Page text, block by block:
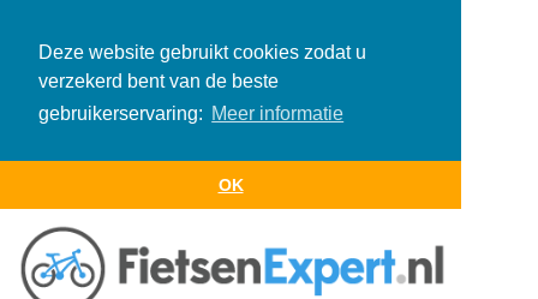
Deze website gebruikt cookies zodat u
verzekerd bent van de beste
gebruikerservaring: Meer informatie
OK